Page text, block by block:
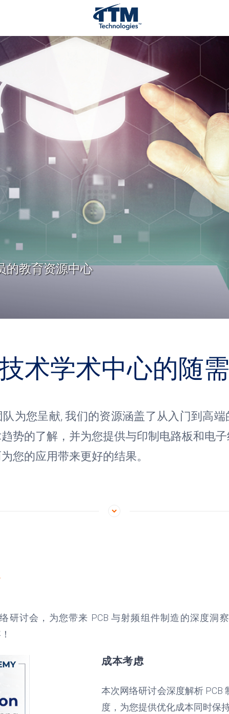
的教育资源中心
术学术中心的随
为您呈献, 我们的资源涵盖了从入门到高
势的了解，并为您提供与印制电路板和电
您的应用带来更好的结果。
研讨会，为您带来 PCB 与射频组件制造的深度洞
成本考虑
本次网络研讨会深度解析
度，为您提供优化成本同时保